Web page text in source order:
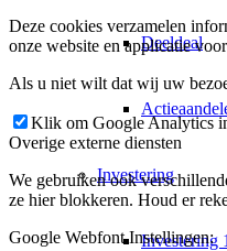
Deeldeal
Investering
Investering
Deze cookies verzamelen
onze website en applicatie
Als u niet wilt dat wij uw
Klik om Google Analytics
Overige externe diensten
We gebruiken ook
ze hier blokkeren. Houd er
Google Webfont Instellingen: